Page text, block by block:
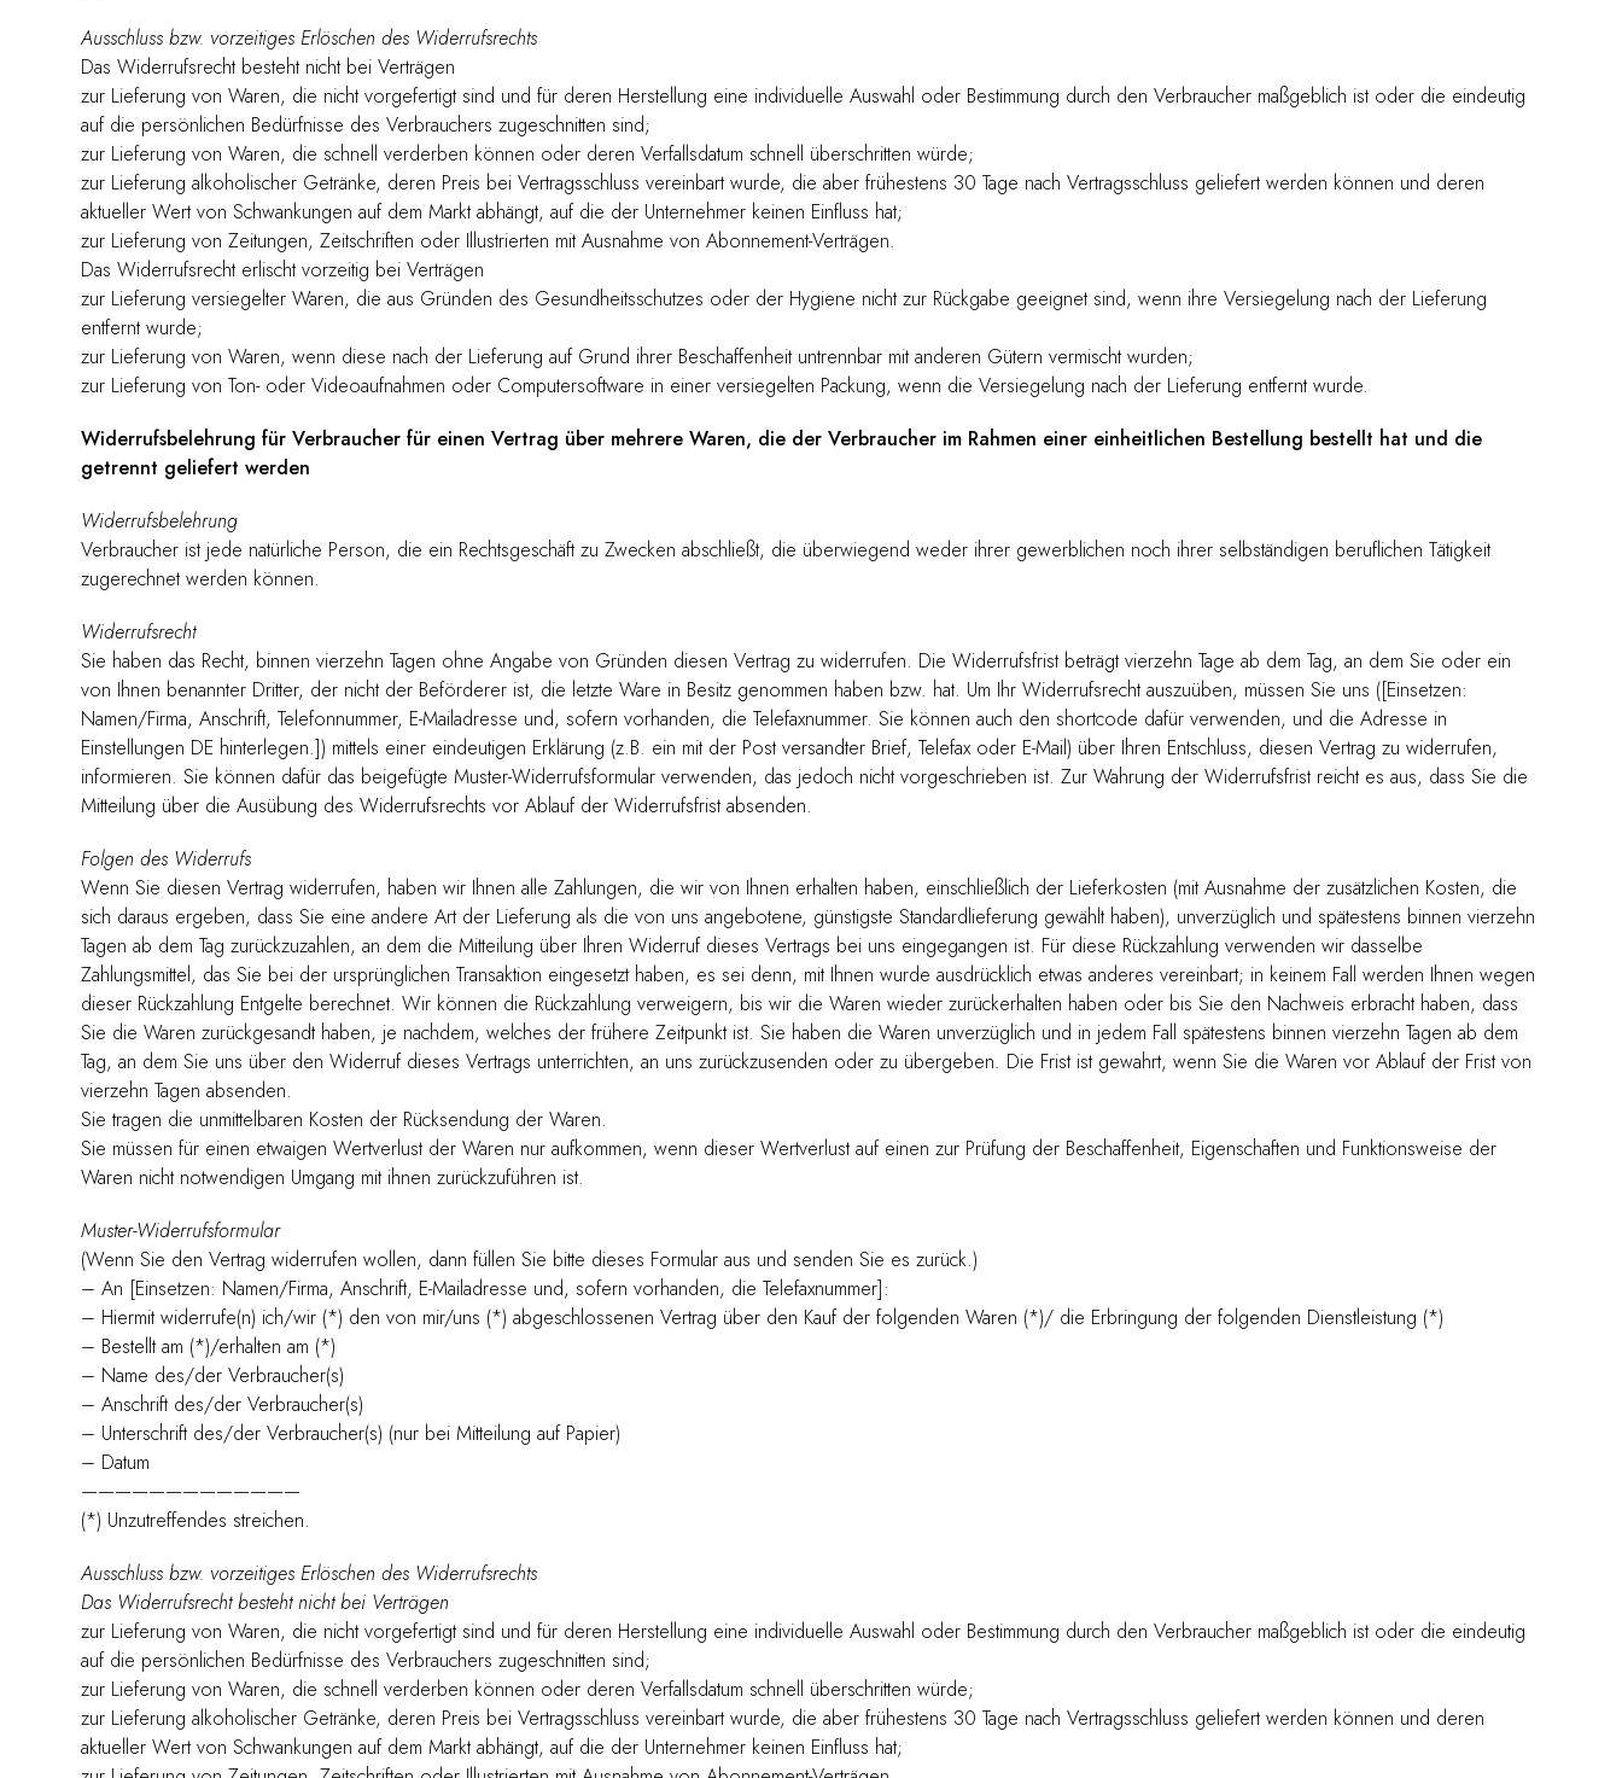
Ausschluss bzw. vorzeitiges Erlöschen des Widerrufsrechts
Das Widerrufsrecht besteht nicht bei Verträgen
zur Lieferung von Waren, die nicht vorgefertigt sind und für deren Herstellung eine individuelle Auswahl oder Bestimmung durch den Verbraucher maßgeblich ist oder die eindeutig
auf die persönlichen Bedürfnisse des Verbrauchers zugeschnitten sind;
zur Lieferung von Waren, die schnell verderben können oder deren Verfallsdatum schnell überschritten würde;
zur Lieferung alkoholischer Getränke, deren Preis bei Vertragsschluss vereinbart wurde, die aber frühestens 30 Tage nach Vertragsschluss geliefert werden können und deren
aktueller Wert von Schwankungen auf dem Markt abhängt, auf die der Unternehmer keinen Einfluss hat;
zur Lieferung von Zeitungen, Zeitschriften oder Illustrierten mit Ausnahme von Abonnement-Verträgen.
Das Widerrufsrecht erlischt vorzeitig bei Verträgen
zur Lieferung versiegelter Waren, die aus Gründen des Gesundheitsschutzes oder der Hygiene nicht zur Rückgabe geeignet sind, wenn ihre Versiegelung nach der Lieferung
entfernt wurde;
zur Lieferung von Waren, wenn diese nach der Lieferung auf Grund ihrer Beschaffenheit untrennbar mit anderen Gütern vermischt wurden;
zur Lieferung von Ton- oder Videoaufnahmen oder Computersoftware in einer versiegelten Packung, wenn die Versiegelung nach der Lieferung entfernt wurde.
Widerrufsbelehrung für Verbraucher für einen Vertrag über mehrere Waren, die der Verbraucher im Rahmen einer einheitlichen Bestellung bestellt hat und die
getrennt geliefert werden
Widerrufsbelehrung
Verbraucher ist jede natürliche Person, die ein Rechtsgeschäft zu Zwecken abschließt, die überwiegend weder ihrer gewerblichen noch ihrer selbständigen beruflichen Tätigkeit
zugerechnet werden können.
Widerrufsrecht
Sie haben das Recht, binnen vierzehn Tagen ohne Angabe von Gründen diesen Vertrag zu widerrufen. Die Widerrufsfrist beträgt vierzehn Tage ab dem Tag, an dem Sie oder ein
von Ihnen benannter Dritter, der nicht der Beförderer ist, die letzte Ware in Besitz genommen haben bzw. hat. Um Ihr Widerrufsrecht auszuüben, müssen Sie uns ([Einsetzen:
Namen/Firma, Anschrift, Telefonnummer, E-Mailadresse und, sofern vorhanden, die Telefaxnummer. Sie können auch den shortcode dafür verwenden, und die Adresse in
Einstellungen DE hinterlegen.]) mittels einer eindeutigen Erklärung (z.B. ein mit der Post versandter Brief, Telefax oder E-Mail) über Ihren Entschluss, diesen Vertrag zu widerrufen,
informieren. Sie können dafür das beigefügte Muster-Widerrufsformular verwenden, das jedoch nicht vorgeschrieben ist. Zur Wahrung der Widerrufsfrist reicht es aus, dass Sie die
Mitteilung über die Ausübung des Widerrufsrechts vor Ablauf der Widerrufsfrist absenden.
Folgen des Widerrufs
Wenn Sie diesen Vertrag widerrufen, haben wir Ihnen alle Zahlungen, die wir von Ihnen erhalten haben, einschließlich der Lieferkosten (mit Ausnahme der zusätzlichen Kosten, die
sich daraus ergeben, dass Sie eine andere Art der Lieferung als die von uns angebotene, günstigste Standardlieferung gewählt haben), unverzüglich und spätestens binnen vierzehn
Tagen ab dem Tag zurückzuzahlen, an dem die Mitteilung über Ihren Widerruf dieses Vertrags bei uns eingegangen ist. Für diese Rückzahlung verwenden wir dasselbe
Zahlungsmittel, das Sie bei der ursprünglichen Transaktion eingesetzt haben, es sei denn, mit Ihnen wurde ausdrücklich etwas anderes vereinbart; in keinem Fall werden Ihnen wegen
dieser Rückzahlung Entgelte berechnet. Wir können die Rückzahlung verweigern, bis wir die Waren wieder zurückerhalten haben oder bis Sie den Nachweis erbracht haben, dass
Sie die Waren zurückgesandt haben, je nachdem, welches der frühere Zeitpunkt ist. Sie haben die Waren unverzüglich und in jedem Fall spätestens binnen vierzehn Tagen ab dem
Tag, an dem Sie uns über den Widerruf dieses Vertrags unterrichten, an uns zurückzusenden oder zu übergeben. Die Frist ist gewahrt, wenn Sie die Waren vor Ablauf der Frist von
vierzehn Tagen absenden.
Sie tragen die unmittelbaren Kosten der Rücksendung der Waren.
Sie müssen für einen etwaigen Wertverlust der Waren nur aufkommen, wenn dieser Wertverlust auf einen zur Prüfung der Beschaffenheit, Eigenschaften und Funktionsweise der
Waren nicht notwendigen Umgang mit ihnen zurückzuführen ist.
Muster-Widerrufsformular
(Wenn Sie den Vertrag widerrufen wollen, dann füllen Sie bitte dieses Formular aus und senden Sie es zurück.)
– An [Einsetzen: Namen/Firma, Anschrift, E-Mailadresse und, sofern vorhanden, die Telefaxnummer]:
– Hiermit widerrufe(n) ich/wir (*) den von mir/uns (*) abgeschlossenen Vertrag über den Kauf der folgenden Waren (*)/ die Erbringung der folgenden Dienstleistung (*)
– Bestellt am (*)/erhalten am (*)
– Name des/der Verbraucher(s)
– Anschrift des/der Verbraucher(s)
– Unterschrift des/der Verbraucher(s) (nur bei Mitteilung auf Papier)
– Datum
—————————————
(*) Unzutreffendes streichen.
Ausschluss bzw. vorzeitiges Erlöschen des Widerrufsrechts
Das Widerrufsrecht besteht nicht bei Verträgen
zur Lieferung von Waren, die nicht vorgefertigt sind und für deren Herstellung eine individuelle Auswahl oder Bestimmung durch den Verbraucher maßgeblich ist oder die eindeutig
auf die persönlichen Bedürfnisse des Verbrauchers zugeschnitten sind;
zur Lieferung von Waren, die schnell verderben können oder deren Verfallsdatum schnell überschritten würde;
zur Lieferung alkoholischer Getränke, deren Preis bei Vertragsschluss vereinbart wurde, die aber frühestens 30 Tage nach Vertragsschluss geliefert werden können und deren
aktueller Wert von Schwankungen auf dem Markt abhängt, auf die der Unternehmer keinen Einfluss hat;